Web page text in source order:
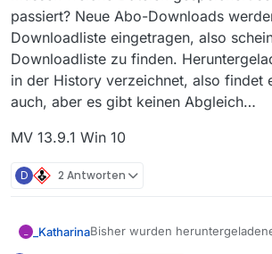
passiert? Neue Abo-Downloads
Downloadliste eingetragen, also
Downloadliste zu finden.
in der History verzeichnet, also findet
auch, aber es gibt keinen Abgleich…
MV 13.9.1 Win 10
D 2 Antworten
_KatharinaBisher wurden